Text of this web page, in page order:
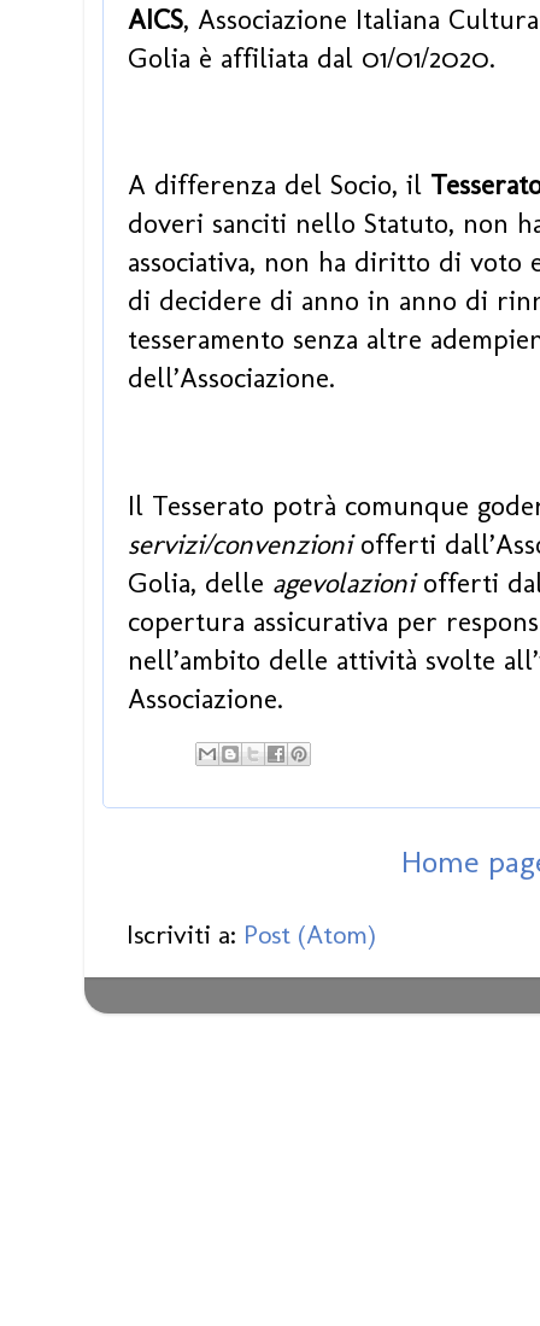
AICS, Associazione Italiana
Golia è affiliata dal 01/01/2020.
A differenza del Socio, il
doveri sanciti nello Statuto, non
associativa, non ha diritto di
di decidere di anno in anno di
tesseramento senza altre
dell’Associazione.
Il Tesserato potrà comunque
servizi/convenzioniofferti
Golia, delle agevolazioniofferti
copertura assicurativa per
nell’ambito delle attività svolte
Associazione.
Home
Iscriviti a: Post (Atom)